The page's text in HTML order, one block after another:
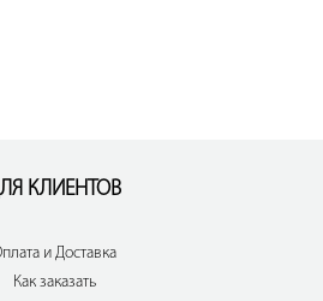
КЛИЕНТОВ
и Доставка
Как заказать